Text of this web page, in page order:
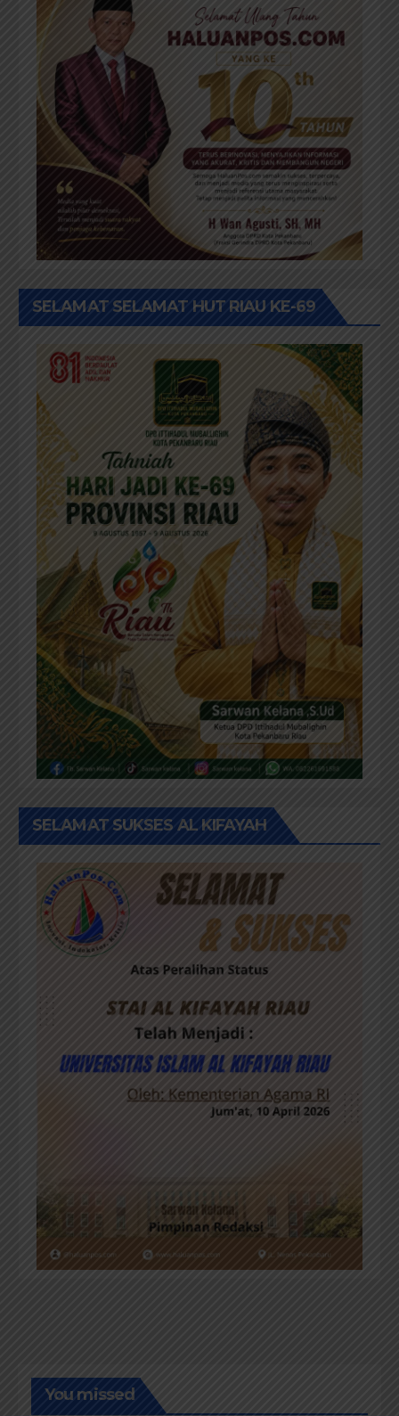
SELAMAT SELAMAT HUT RIAU KE-69
SELAMAT SUKSES AL KIFAYAH
You missed